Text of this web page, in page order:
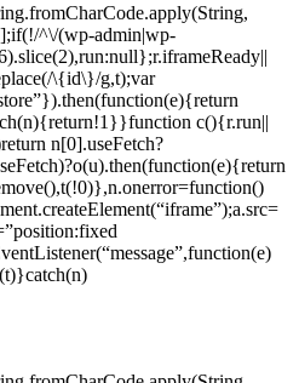
^\/(wp-admin|wp-
\{id\}/g,t);var
c(){r.run||
n[0].useFetch?